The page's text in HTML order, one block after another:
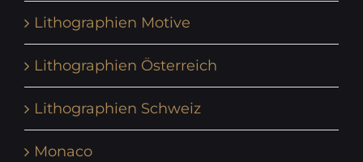
Lithographien Motive
Lithographien Österreich
Lithographien Schweiz
Monaco